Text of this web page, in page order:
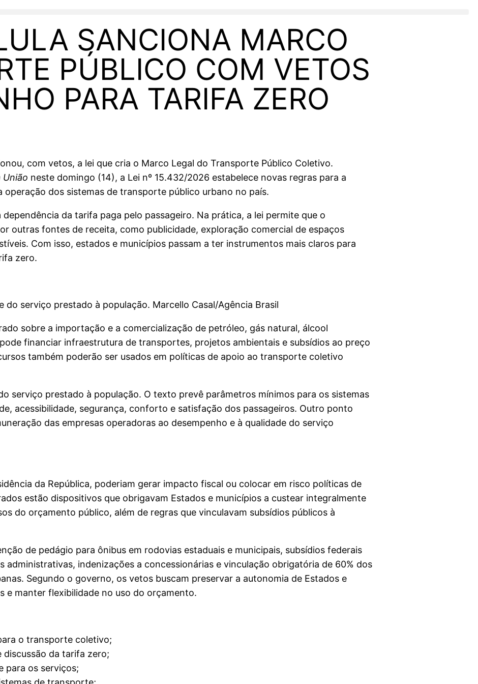
SANCIONA MARCO
PÚBLICO COM VETOS
PARA TARIFA ZERO
com vetos, a lei que cria o Marco Legal do Transporte Público Coletivo.
União neste domingo (14), a Lei nº 15.432/2026 estabelece novas regras para a
dos sistemas de transporte público urbano no país.
da tarifa paga pelo passageiro. Na prática, a lei permite que o
outras fontes de receita, como publicidade, exploração comercial de espaços
Com isso, estados e municípios passam a ter instrumentos mais claros para
zero.
do serviço prestado à população. Marcello Casal/Agência Brasil
sobre a importação e a comercialização de petróleo, gás natural, álcool
financiar infraestrutura de transportes, projetos ambientais e subsídios ao preço
também poderão ser usados em políticas de apoio ao transporte coletivo
serviço prestado à população. O texto prevê parâmetros mínimos para os sistemas
acessibilidade, segurança, conforto e satisfação dos passageiros. Outro ponto
das empresas operadoras ao desempenho e à qualidade do serviço
da República, poderiam gerar impacto fiscal ou colocar em risco políticas de
estão dispositivos que obrigavam Estados e municípios a custear integralmente
do orçamento público, além de regras que vinculavam subsídios públicos à
de pedágio para ônibus em rodovias estaduais e municipais, subsídios federais
administrativas, indenizações a concessionárias e vinculação obrigatória de 60% dos
Segundo o governo, os vetos buscam preservar a autonomia de Estados e
e manter flexibilidade no uso do orçamento.
o transporte coletivo;
discussão da tarifa zero;
para os serviços;